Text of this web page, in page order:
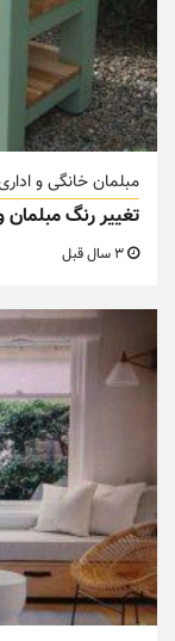
مبلمان خانگی و
تغییر رنگ مبلمان